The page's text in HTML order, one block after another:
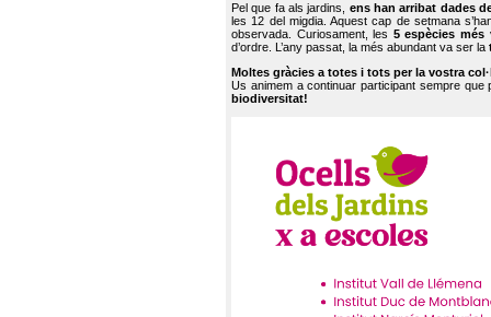
Pel que fa als jardins, ens han arribat dades
les 12 del migdia. Aquest cap de setmana
observada. Curiosament, les 5 espècies més
d’ordre. L’any passat, la més abundant va ser la
Moltes gràcies a totes i tots per la vostra
Us animem a continuar participant sempre que
biodiversitat!